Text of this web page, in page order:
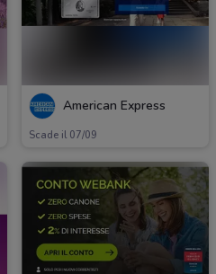
American Express
Scade il 07/09